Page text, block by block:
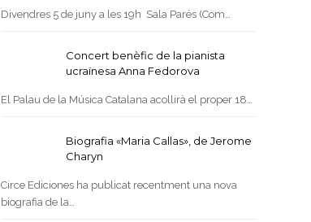
Divendres 5 de juny a les 19h Sala Parés (Com…
Concert benèfic de la pianista
ucraïnesa Anna Fedorova
El Palau de la Música Catalana acollirà el proper 18…
Biografia «Maria Callas», de Jerome
Charyn
Circe Ediciones ha publicat recentment una nova
biografia de la…